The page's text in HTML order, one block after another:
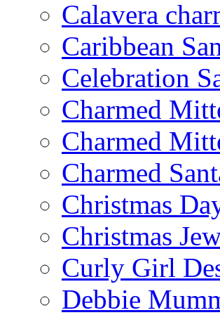
Calavera
Caribbean
Celebration
Charmed
Charmed
Charmed
Christmas
Christmas
Curly Girl
Debbie